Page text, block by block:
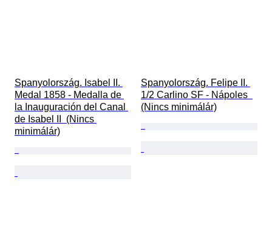
Spanyolország. Isabel II.
Medal 1858 - Medalla de
la Inauguración del Canal
de Isabel II  (Nincs
minimálár)
Spanyolország. Felipe II.
1/2 Carlino SF - Nápoles
(Nincs minimálár)